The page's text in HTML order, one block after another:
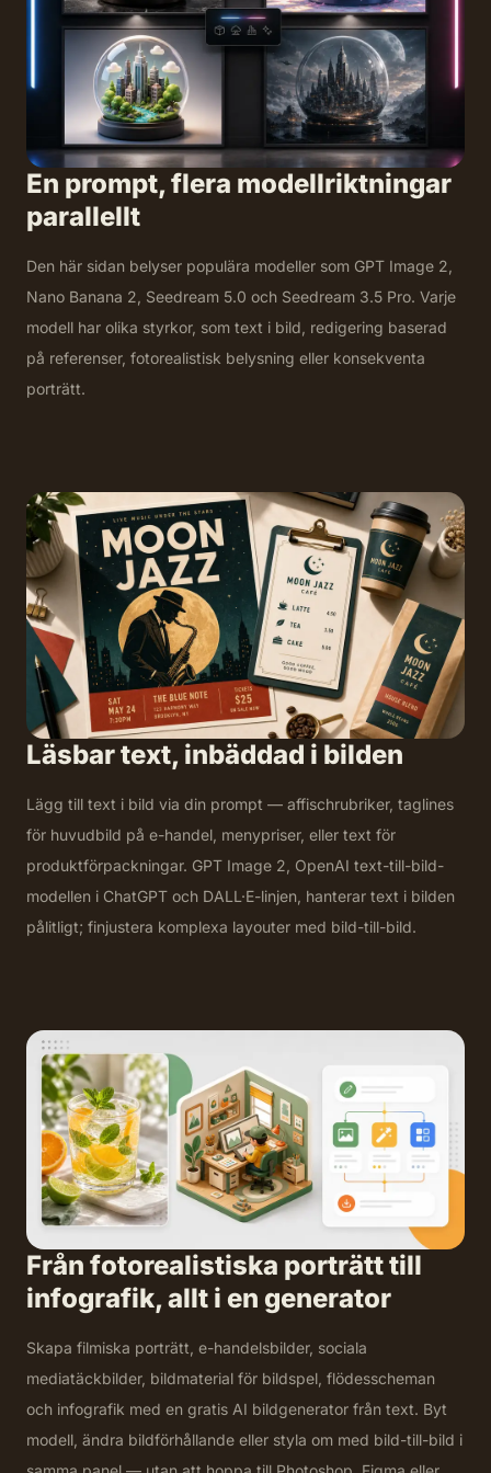
En prompt, flera modellriktningar
parallellt
Den här sidan belyser populära modeller som GPT Image 2,
Nano Banana 2, Seedream 5.0 och Seedream 3.5 Pro. Varje
modell har olika styrkor, som text i bild, redigering baserad
på referenser, fotorealistisk belysning eller konsekventa
porträtt.
Läsbar text, inbäddad i bilden
Lägg till text i bild via din prompt — affischrubriker, taglines
för huvudbild på e-handel, menypriser, eller text för
produktförpackningar. GPT Image 2, OpenAI text-till-bild-
modellen i ChatGPT och DALL·E-linjen, hanterar text i bilden
pålitligt; finjustera komplexa layouter med bild-till-bild.
Från fotorealistiska porträtt till
infografik, allt i en generator
Skapa filmiska porträtt, e-handelsbilder, sociala
mediatäckbilder, bildmaterial för bildspel, flödesscheman
och infografik med en gratis AI bildgenerator från text. Byt
modell, ändra bildförhållande eller styla om med bild-till-bild i